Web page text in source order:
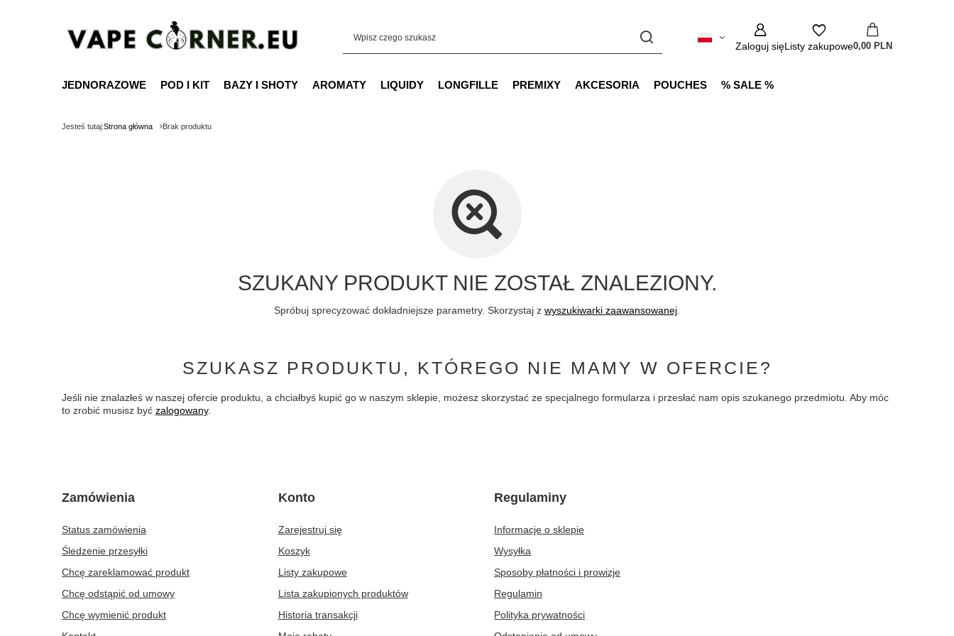
Zaloguj sięListy zakupowe0,00 PLN
JEDNORAZOWE POD I KIT BAZY I SHOTY AROMATY LIQUIDY LONGFILLE PREMIXY AKCESORIA POUCHES % SALE %
Jesteś tutaj:Strona główna Brak produktu
SZUKANY PRODUKT NIE ZOSTAŁ ZNALEZIONY.
Spróbuj sprecyzować dokładniejsze parametry. Skorzystaj z wyszukiwarki zaawansowanej
SZUKASZ PRODUKTU, KTÓREGO NIE MAMY W OFERCIE?
Jeśli nie znalazłeś w naszej ofercie produktu, a chciałbyś kupić go w naszym sklepie, możesz skorzystać ze specjalnego formularza i przesłać nam opis szukanego przedmiotu. Aby móc
to zrobić musisz być zalogowany.
Zamówienia
Status zamówienia
Śledzenie przesyłki
Chcę zareklamować produkt
Chcę odstąpić od umowy
Chcę wymienić produkt
Konto
Zarejestruj się
Koszyk
Listy zakupowe
Lista zakupionych produktów
Historia transakcji
Regulaminy
Informacje o sklepie
Wysyłka
Sposoby płatności i prowizje
Regulamin
Polityka prywatności